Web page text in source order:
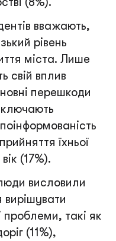
вважають,
рівень
міста. Лише
свій вплив
перешкоди
їхньої
(17%).
висловили
проблеми, такі як
(11%),